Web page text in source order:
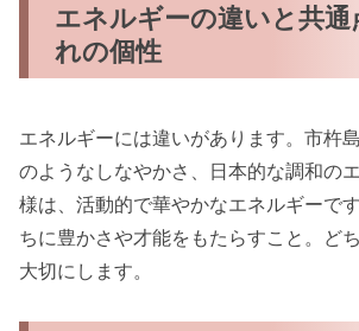
エネルギーの違いと共
れの個性
エネルギーには違いがあります。市杵
のようなしなやかさ、日本的な調和の
様は、活動的で華やかなエネルギーで
ちに豊かさや才能をもたらすこと。ど
大切にします。